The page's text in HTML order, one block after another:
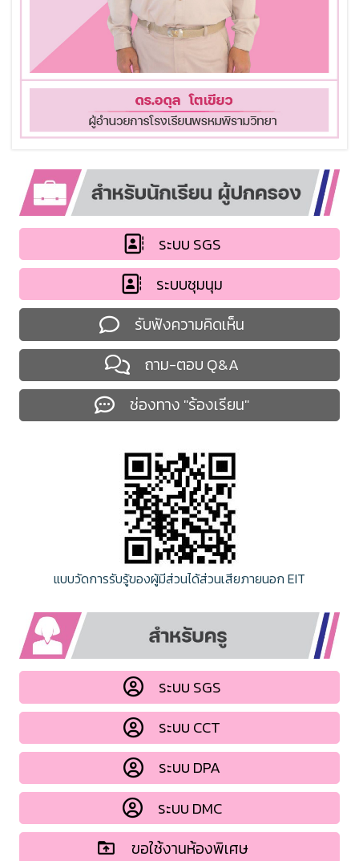
ระบบ SGS
ระบบชุมนุม
รับฟังความคิดเห็น
ถาม-ตอบ Q&A
ช่องทาง "ร้องเรียน"
แบบวัดการรับรู้ของผู้มีส่วนได้ส่วนเสียภายนอก EIT
ระบบ SGS
ระบบ CCT
ระบบ DPA
ระบบ DMC
ขอใช้งานห้องพิเศษ